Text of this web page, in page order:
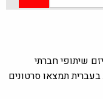
שיתופי חברתי
תמצאו סרטונים